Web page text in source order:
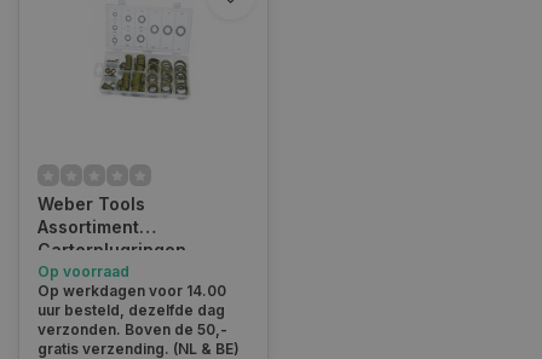
Weber Tools
Assortiment
Carterplugringen
rubber 150 pcs FD-2241
Op voorraad
Op werkdagen voor 14.00
uur besteld, dezelfde dag
verzonden. Boven de 50,-
gratis verzending. (NL & BE)